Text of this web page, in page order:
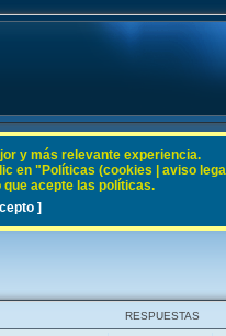
RESPUESTAS
y más relevante experiencia.
en "Políticas (cookies | aviso
acepte las políticas.
]